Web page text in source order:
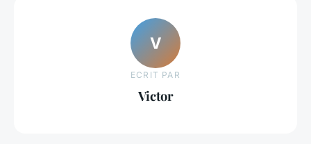
V
ECRIT PAR
Victor